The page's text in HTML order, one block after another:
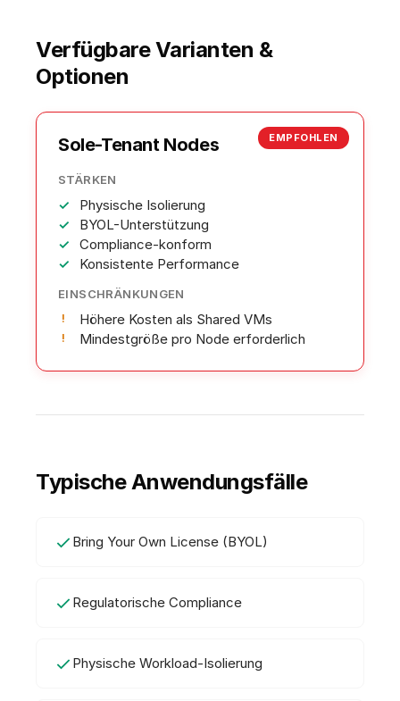
Verfügbare Varianten &
Optionen
EMPFOHLEN
Sole-Tenant Nodes
STÄRKEN
Physische Isolierung
BYOL-Unterstützung
Compliance-konform
Konsistente Performance
EINSCHRÄNKUNGEN
Höhere Kosten als Shared VMs
Mindestgröße pro Node erforderlich
Typische Anwendungsfälle
Bring Your Own License (BYOL)
Regulatorische Compliance
Physische Workload-Isolierung